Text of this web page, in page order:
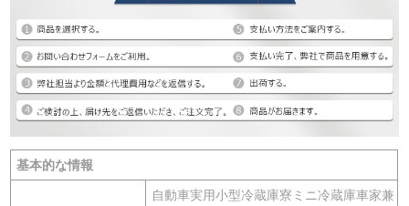
基本的な情報
自動車実用小型冷蔵庫寮ミニ冷蔵庫車家兼